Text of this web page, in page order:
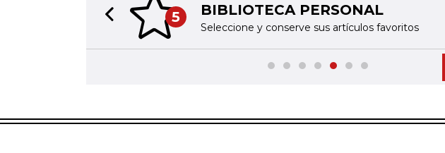
5 BIBLIOTECA PERSONAL
Seleccione y conserve sus artículos favoritos
Previous slide